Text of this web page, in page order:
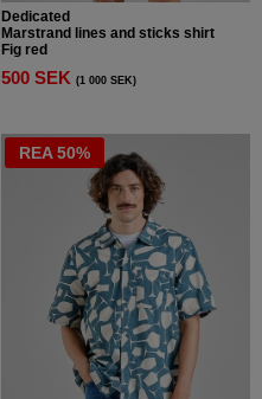
Dedicated
Marstrand lines and sticks shirt
Fig red
500 SEK (1 000 SEK)
REA 50%